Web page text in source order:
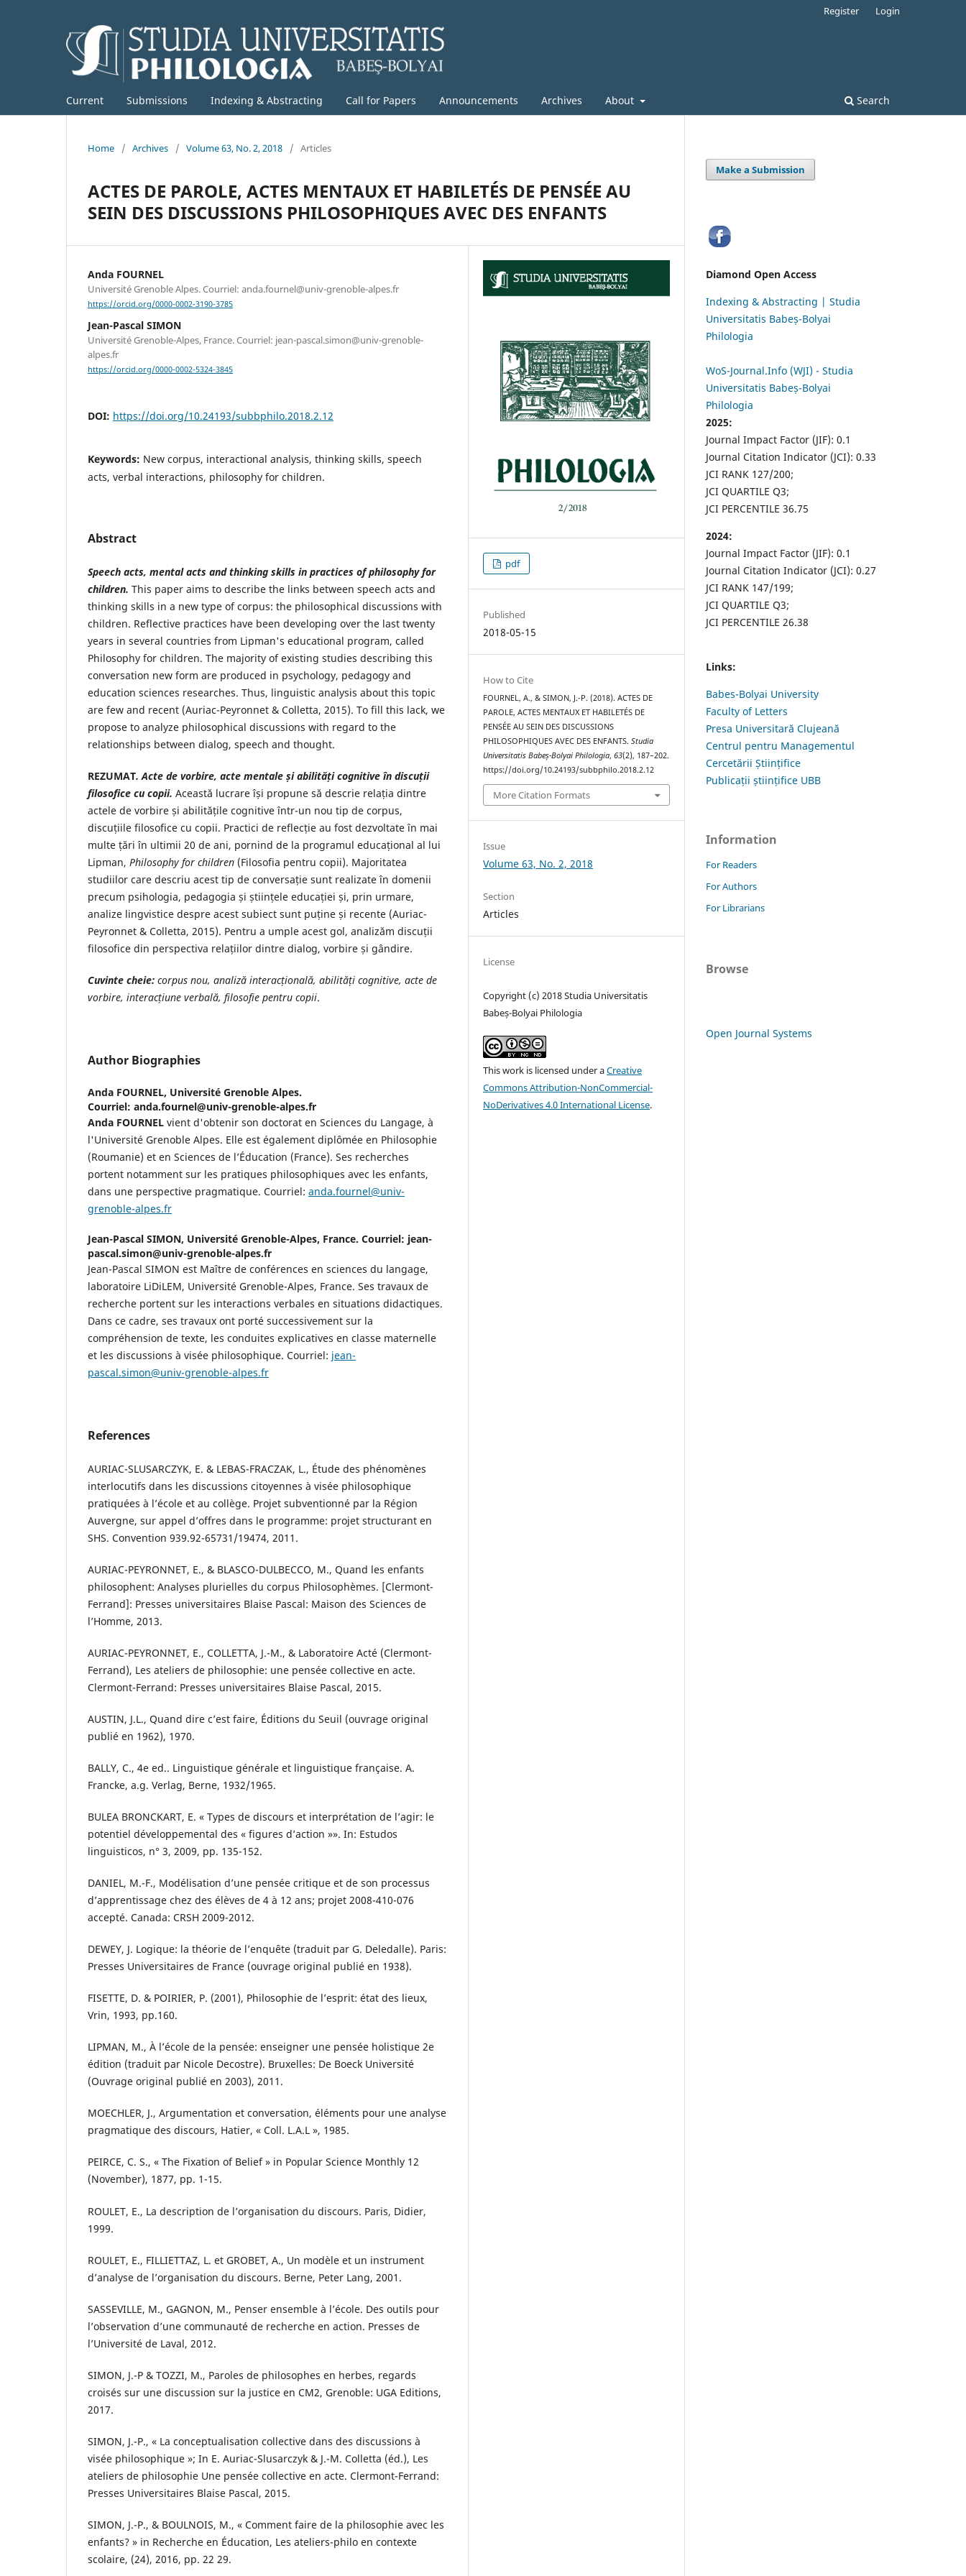
Current Submissions Indexing & Abstracting Call for Papers Announcements Archives About Search
Register Login
Home / Archives / Volume 63, No. 2, 2018 / Articles
ACTES DE PAROLE, ACTES MENTAUX ET HABILETÉS DE PENSÉE AU
SEIN DES DISCUSSIONS PHILOSOPHIQUES AVEC DES ENFANTS
Anda FOURNEL
Université Grenoble Alpes. Courriel: anda.fournel@univ-grenoble-alpes.fr
https://orcid.org/0000-0002-3190-3785
Jean-Pascal SIMON
Université Grenoble-Alpes, France. Courriel: jean-pascal.simon@univ-grenoble-
alpes.fr
https://orcid.org/0000-0002-5324-3845
DOI: https://doi.org/10.24193/subbphilo.2018.2.12
Keywords: New corpus, interactional analysis, thinking skills, speech
acts, verbal interactions, philosophy for children.
Abstract
Speech acts, mental acts and thinking skills in practices of philosophy for
children. This paper aims to describe the links between speech acts and
thinking skills in a new type of corpus: the philosophical discussions with
children. Reflective practices have been developing over the last twenty
years in several countries from Lipman's educational program, called
Philosophy for children. The majority of existing studies describing this
conversation new form are produced in psychology, pedagogy and
education sciences researches. Thus, linguistic analysis about this topic
are few and recent (Auriac-Peyronnet & Colletta, 2015). To fill this lack, we
propose to analyze philosophical discussions with regard to the
relationships between dialog, speech and thought.
REZUMAT. Acte de vorbire, acte mentale și abilități cognitive în discuții
filosofice cu copii. Această lucrare își propune să descrie relația dintre
actele de vorbire și abilitățile cognitive într-un nou tip de corpus,
discuțiile filosofice cu copii. Practici de reflecție au fost dezvoltate în mai
multe țări în ultimii 20 de ani, pornind de la programul educațional al lui
Lipman, Philosophy for children (Filosofia pentru copii). Majoritatea
studiilor care descriu acest tip de conversație sunt realizate în domenii
precum psihologia, pedagogia și științele educației și, prin urmare,
analize lingvistice despre acest subiect sunt puține și recente (Auriac-
Peyronnet & Colletta, 2015). Pentru a umple acest gol, analizăm discuții
filosofice din perspectiva relațiilor dintre dialog, vorbire și gândire.
Cuvinte cheie: corpus nou, analiză interacțională, abilități cognitive, acte de
vorbire, interacțiune verbală, filosofie pentru copii.
Author Biographies
Anda FOURNEL, Université Grenoble Alpes.
Courriel: anda.fournel@univ-grenoble-alpes.fr
Anda FOURNEL vient d'obtenir son doctorat en Sciences du Langage, à
l'Université Grenoble Alpes. Elle est également diplômée en Philosophie
(Roumanie) et en Sciences de l’Éducation (France). Ses recherches
portent notamment sur les pratiques philosophiques avec les enfants,
dans une perspective pragmatique. Courriel: anda.fournel@univ-
grenoble-alpes.fr
Jean-Pascal SIMON, Université Grenoble-Alpes, France. Courriel: jean-
pascal.simon@univ-grenoble-alpes.fr
Jean-Pascal SIMON est Maître de conférences en sciences du langage,
laboratoire LiDiLEM, Université Grenoble-Alpes, France. Ses travaux de
recherche portent sur les interactions verbales en situations didactiques.
Dans ce cadre, ses travaux ont porté successivement sur la
compréhension de texte, les conduites explicatives en classe maternelle
et les discussions à visée philosophique. Courriel: jean-
pascal.simon@univ-grenoble-alpes.fr
References
AURIAC-SLUSARCZYK, E. & LEBAS-FRACZAK, L., Étude des phénomènes
interlocutifs dans les discussions citoyennes à visée philosophique
pratiquées à l’école et au collège. Projet subventionné par la Région
Auvergne, sur appel d’offres dans le programme: projet structurant en
SHS. Convention 939.92-65731/19474, 2011.
AURIAC-PEYRONNET, E., & BLASCO-DULBECCO, M., Quand les enfants
philosophent: Analyses plurielles du corpus Philosophèmes. [Clermont-
Ferrand]: Presses universitaires Blaise Pascal: Maison des Sciences de
l’Homme, 2013.
AURIAC-PEYRONNET, E., COLLETTA, J.-M., & Laboratoire Acté (Clermont-
Ferrand), Les ateliers de philosophie: une pensée collective en acte.
Clermont-Ferrand: Presses universitaires Blaise Pascal, 2015.
AUSTIN, J.L., Quand dire c’est faire, Éditions du Seuil (ouvrage original
publié en 1962), 1970.
BALLY, C., 4e ed.. Linguistique générale et linguistique française. A.
Francke, a.g. Verlag, Berne, 1932/1965.
BULEA BRONCKART, E. « Types de discours et interprétation de l’agir: le
potentiel développemental des « figures d’action »». In: Estudos
linguisticos, n° 3, 2009, pp. 135-152.
DANIEL, M.-F., Modélisation d’une pensée critique et de son processus
d’apprentissage chez des élèves de 4 à 12 ans; projet 2008-410-076
accepté. Canada: CRSH 2009-2012.
DEWEY, J. Logique: la théorie de l’enquête (traduit par G. Deledalle). Paris:
Presses Universitaires de France (ouvrage original publié en 1938).
FISETTE, D. & POIRIER, P. (2001), Philosophie de l’esprit: état des lieux,
Vrin, 1993, pp.160.
LIPMAN, M., À l’école de la pensée: enseigner une pensée holistique 2e
édition (traduit par Nicole Decostre). Bruxelles: De Boeck Université
(Ouvrage original publié en 2003), 2011.
MOECHLER, J., Argumentation et conversation, éléments pour une analyse
pragmatique des discours, Hatier, « Coll. L.A.L », 1985.
PEIRCE, C. S., « The Fixation of Belief » in Popular Science Monthly 12
(November), 1877, pp. 1-15.
ROULET, E., La description de l’organisation du discours. Paris, Didier,
1999.
ROULET, E., FILLIETTAZ, L. et GROBET, A., Un modèle et un instrument
d’analyse de l’organisation du discours. Berne, Peter Lang, 2001.
SASSEVILLE, M., GAGNON, M., Penser ensemble à l’école. Des outils pour
l’observation d’une communauté de recherche en action. Presses de
l’Université de Laval, 2012.
SIMON, J.-P & TOZZI, M., Paroles de philosophes en herbes, regards
croisés sur une discussion sur la justice en CM2, Grenoble: UGA Editions,
2017.
SIMON, J.-P., « La conceptualisation collective dans des discussions à
visée philosophique »; In E. Auriac-Slusarczyk & J.-M. Colletta (éd.), Les
ateliers de philosophie Une pensée collective en acte. Clermont-Ferrand:
Presses Universitaires Blaise Pascal, 2015.
SIMON, J.-P., & BOULNOIS, M., « Comment faire de la philosophie avec les
enfants? » in Recherche en Éducation, Les ateliers-philo en contexte
scolaire, (24), 2016, pp. 22 29.
pdf
Published
2018-05-15
How to Cite
FOURNEL, A., & SIMON, J.-P. (2018). ACTES DE
PAROLE, ACTES MENTAUX ET HABILETÉS DE
PENSÉE AU SEIN DES DISCUSSIONS
PHILOSOPHIQUES AVEC DES ENFANTS.Studia
Universitatis Babeș-Bolyai Philologia,63(2), 187–202.
https://doi.org/10.24193/subbphilo.2018.2.12
More Citation Formats
Issue
Volume 63, No. 2, 2018
Section
Articles
License
Copyright (c) 2018 Studia Universitatis
Babeș-Bolyai Philologia
This work is licensed under aCreative
Commons Attribution-NonCommercial-
NoDerivatives 4.0 International License.
Make a Submission
Diamond Open Access
Indexing & Abstracting | Studia
Universitatis Babeș-Bolyai
Philologia
WoS-Journal.Info (WJI) - Studia
Universitatis Babeș-Bolyai
Philologia
2025:
Journal Impact Factor (JIF): 0.1
Journal Citation Indicator (JCI): 0.33
JCI RANK 127/200;
JCI QUARTILE Q3;
JCI PERCENTILE 36.75
2024:
Journal Impact Factor (JIF): 0.1
Journal Citation Indicator (JCI): 0.27
JCI RANK 147/199;
JCI QUARTILE Q3;
JCI PERCENTILE 26.38
Links:
Babes-Bolyai University
Faculty of Letters
Presa Universitară Clujeană
Centrul pentru Managementul
Cercetării Științifice
Publicații științifice UBB
Information
For Readers
For Authors
For Librarians
Browse
Open Journal Systems